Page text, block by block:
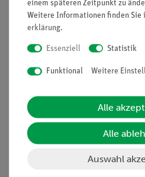
Unternehmen
Projekte und Lösungen
Presse
Stellenangebote
Hinweisgeberschutz
Datenschutz
Impressum
einem späteren Zeitpunkt zu
Weitere Informationen finden Sie
erklärung.
Essenziell Statistik
Funktional Weitere
Alle
Alle
Auswahl